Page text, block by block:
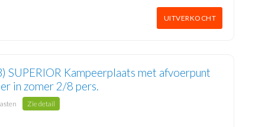
UITVERKOCHT
SUPERIOR Kampeerplaats met afvoerpunt
in zomer 2/8 pers.
Zie detail